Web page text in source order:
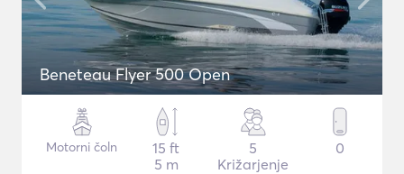
Beneteau Flyer 500 Open
Motorni čoln
15 ft
5 m
5
Križarjenje
0